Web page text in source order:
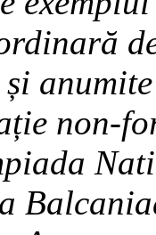
și
non-